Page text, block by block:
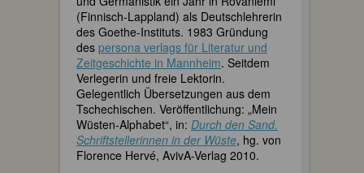
(Finnisch-Lappland) als Deutschlehrerin
des Goethe-Instituts. 1983 Gründung
des persona verlags für Literatur und
Zeitgeschichte in Mannheim. Seitdem
Verlegerin und freie Lektorin.
Gelegentlich Übersetzungen aus dem
Tschechischen. Veröffentlichung: „Mein
Wüsten-Alphabet“, in: Durch den Sand.
Schriftstellerinnen in der Wüste, hg. von
Florence Hervé, AvivA-Verlag 2010.